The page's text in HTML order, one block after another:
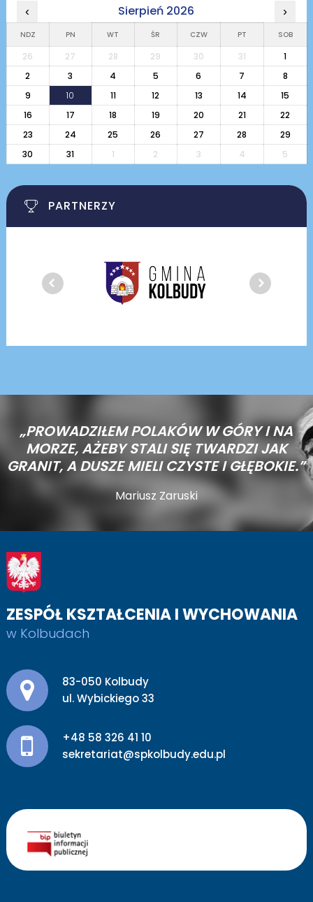
‹ Sierpień 2026 ›
NDZ PN WT ŚR CZW PT SOB
26 27 28 29 30 31
1
2
3 4 5 6 7
8
9
10 11 12 13 14
15
16
17 18 19 20 21
22
23
24 25 26 27 28
29
30
31 1 2 3 4 5
PARTNERZY
„PROWADZIŁEM POLAKÓW W GÓRY I NA
MORZE,AŻEBY STALI SIĘ TWARDZI JAK
GRANIT, A DUSZE MIELI CZYSTE I GŁĘBOKIE.”
Mariusz Zaruski
ZESPÓŁ KSZTAŁCENIA I WYCHOWANIA
w Kolbudach
Adres pocztowy:
83-050 Kolbudy
ul. Wybickiego 33
+48 58 326 41 10
sekretariat@spkolbudy.edu.pl